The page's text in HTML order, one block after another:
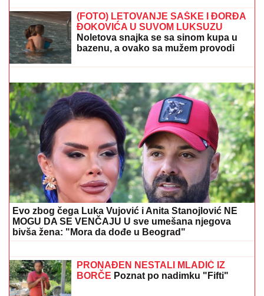
promenila život iz korena, pa pokazala
kako sada izgleda: "Bez filtera"
TEODOSIĆ BACIO BOMBU!Zvezda dovela baš veliko
pojačanje
(FOTO) LETOVANJE SAŠKE I ĐORĐA
ĐOKOVIĆA U SUVOM LUKSUZU
Noletova snajka se sa sinom kupa u
bazenu, a ovako sa mužem provodi
vreme na jahti
(FOTO) FLUORESCENTNI BIKINI I
CRVENI OGRTAČ NA VATRENOJ
PLAVUŠIĆerka Jasne Milenković